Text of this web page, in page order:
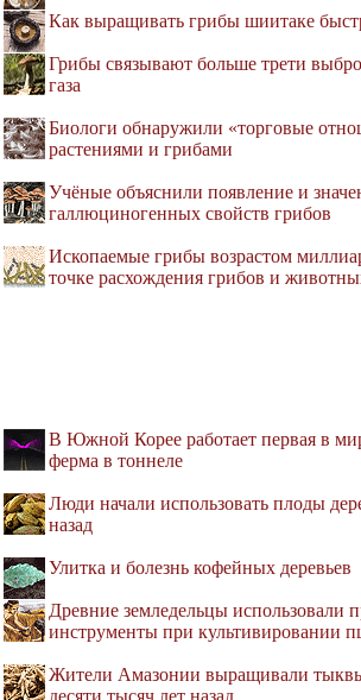
Как выращивать грибы шиитаке
Грибы связывают больше трети
газа
Биологи обнаружили «торговые
растениями и грибами
Учёные объяснили появление и
галлюциногенных свойств грибов
Ископаемые грибы возрастом
точке расхождения грибов и
В Южной Корее работает первая в
ферма в тоннеле
Люди начали использовать плоды
назад
Улитка и болезнь кофейных деревьев
Древние земледельцы использовали
инструменты при культивировании
Жители Амазонии выращивали